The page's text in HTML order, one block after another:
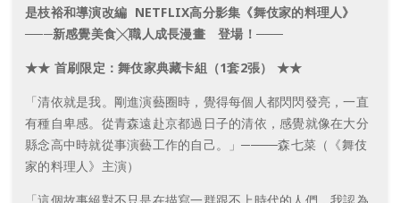
是枝裕和導演改編 NETFLIX高分影集《舞伎家的料理人》
───新感覺美食╳職人成長漫畫 登場！───
★★ 首刷限定：舞伎家典藏卡組（1套2張） ★★
「清依就是我。剛進演藝圈時，覺得每個人都閃閃發亮，一直
有種自卑感。從青森遠赴京都過日子的清依，感覺就像在大分
縣念高中時就從事演藝工作的自己。」────森七菜（《舞伎
家的料理人》主演）
「這個故事絕對不只是在描寫一群跟不上時代的人們，我認為